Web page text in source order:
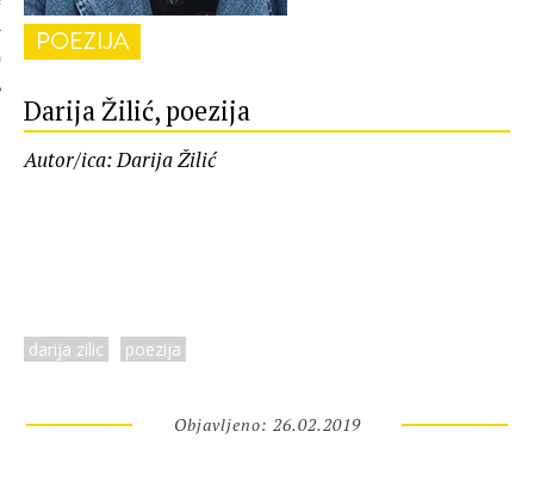
POEZIJA
Darija Žilić, poezija
Autor/ica: Darija Žilić
darija zilic poezija
Objavljeno: 26.02.2019